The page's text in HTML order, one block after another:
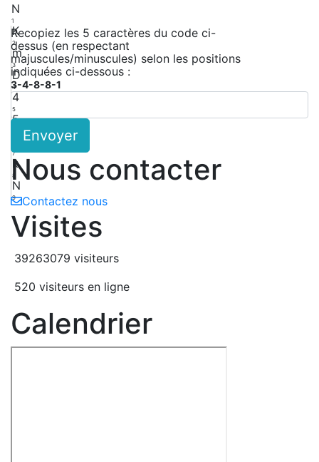
N
1
K
2
m
3
D
4
4
5
5
7
k
8
N
9
Recopiez les 5 caractères du code ci-
dessus (en respectant
majuscules/minuscules) selon les positions
indiquées ci-dessous :
3-4-8-8-1
Envoyer
Nous contacter
Contactez nous
Visites
39263079 visiteurs
520 visiteurs en ligne
Calendrier